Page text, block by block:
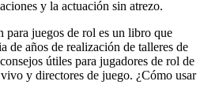
y la actuación sin atrezo.
para juegos de rol es un libro que
de años de realización de talleres de
útiles para jugadores de rol de
y directores de juego. ¿Cómo usar